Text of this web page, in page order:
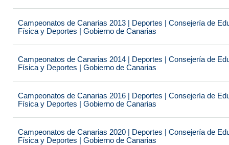
Campeonatos de Canarias 2013 | Deportes | Consejería de
Física y Deportes | Gobierno de Canarias
Campeonatos de Canarias 2014 | Deportes | Consejería de
Física y Deportes | Gobierno de Canarias
Campeonatos de Canarias 2016 | Deportes | Consejería de
Física y Deportes | Gobierno de Canarias
Campeonatos de Canarias 2020 | Deportes | Consejería de
Física y Deportes | Gobierno de Canarias